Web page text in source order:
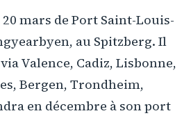
mars de Port Saint-Louis-
au Spitzberg. Il
Valence, Cadiz, Lisbonne,
Bergen, Trondheim,
en décembre à son port